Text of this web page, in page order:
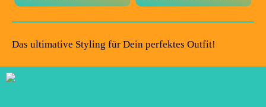
Das ultimative Styling für Dein perfektes Outfit!